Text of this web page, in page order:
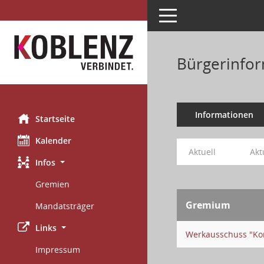
Startseite
Kalender
Infos
Gremien
Mandatsträger
Links
Impressum
Toggle navigation
Informationen
Aktuell
Gremium
Werkausschuss